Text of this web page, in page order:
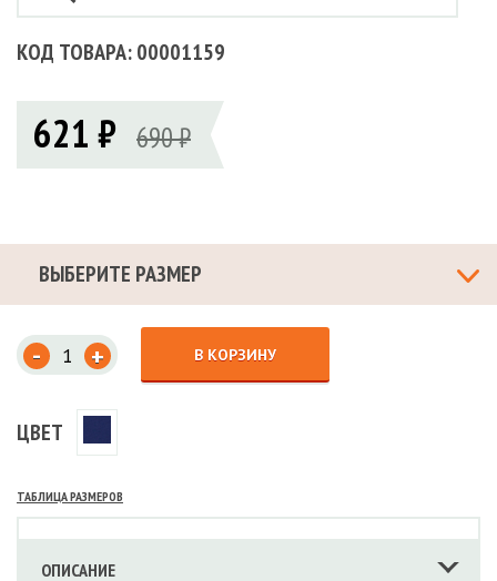
КОД ТОВАРА: 00001159
621 ₽ 690 ₽
ВЫБЕРИТЕ РАЗМЕР
- + В КОРЗИНУ
ЦВЕТ
ТАБЛИЦА РАЗМЕРОВ
ОПИСАНИЕ